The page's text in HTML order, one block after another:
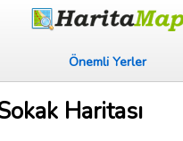
Önemli Yerler
Haritası